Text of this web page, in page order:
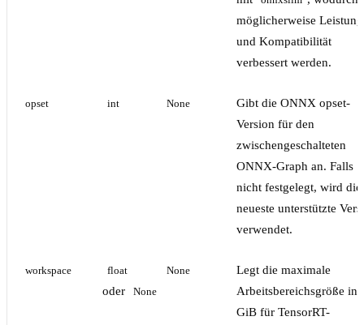
möglicherweise Leistung
und Kompatibilität
verbessert werden.
opset int None
Gibt die ONNX opset-
Version für den
zwischengeschalteten
ONNX-Graph an. Falls
nicht festgelegt, wird die
neueste unterstützte
verwendet.
workspace float
oder None
None
Legt die maximale
Arbeitsbereichsgröße in
GiB für TensorRT-